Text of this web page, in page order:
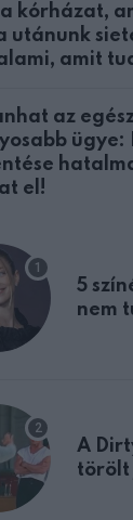
kórházat,
utánunk
amit
az
ügye:
el!
5
nem
A
törölt